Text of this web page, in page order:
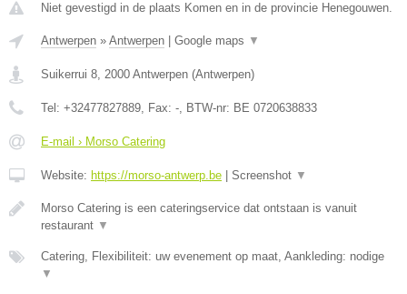
Niet gevestigd in de plaats Komen en in de provincie Henegouwen.
Antwerpen » Antwerpen Google maps ▼
Suikerrui 8, 2000 Antwerpen (Antwerpen)
Tel: +32477827889, Fax: -, BTW-nr: BE 0720638833
E-mail › Morso Catering
Website: https://morso-antwerp.be Screenshot ▼
Morso Catering is een cateringservice dat ontstaan is vanuit
restaurant ▼
Catering, Flexibiliteit: uw evenement op maat, Aankleding: nodige
▼